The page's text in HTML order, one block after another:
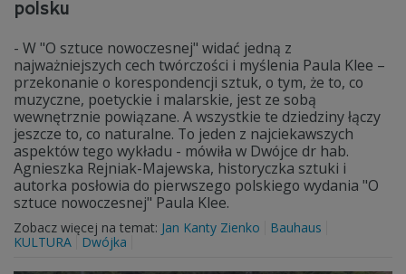
polsku
- W "O sztuce nowoczesnej" widać jedną z
najważniejszych cech twórczości i myślenia Paula Klee –
przekonanie o korespondencji sztuk, o tym, że to, co
muzyczne, poetyckie i malarskie, jest ze sobą
wewnętrznie powiązane. A wszystkie te dziedziny łączy
jeszcze to, co naturalne. To jeden z najciekawszych
aspektów tego wykładu - mówiła w Dwójce dr hab.
Agnieszka Rejniak-Majewska, historyczka sztuki i
autorka posłowia do pierwszego polskiego wydania "O
sztuce nowoczesnej" Paula Klee.
Zobacz więcej na temat: Jan Kanty Zienko
Bauhaus
KULTURA
Dwójka